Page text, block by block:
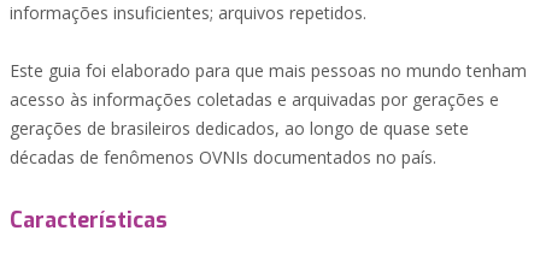
informações insuficientes; arquivos repetidos.
Este guia foi elaborado para que mais pessoas no mundo tenham
acesso às informações coletadas e arquivadas por gerações e
gerações de brasileiros dedicados, ao longo de quase sete
décadas de fenômenos OVNIs documentados no país.
Características